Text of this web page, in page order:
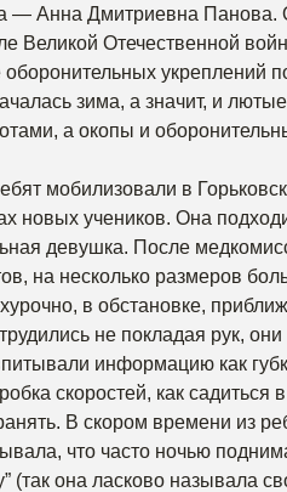
— Анна Дмитриевна
Великой Отечественной
укреплений
зима, а значит, и
а окопы и
мобилизовали в
новых учеников. Она
девушка. После
на несколько размеров
в обстановке,
не покладая рук,
информацию как
скоростей, как садиться
В скором времени из
что часто ночью
(так она ласково называла